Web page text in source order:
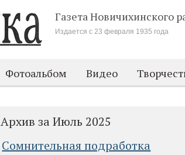
Газета Новичихинского
Издается с 23 февраля 1935 года
Фотоальбом Видео
Архив за Июль 2025
Сомнительная подработка